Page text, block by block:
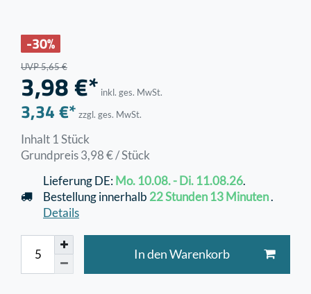
-30%
UVP 5,65 €
3,98 €* inkl. ges. MwSt.
3,34 €* zzgl. ges. MwSt.
Inhalt 1Stück
Grundpreis3,98 € / Stück
Lieferung DE:Mo. 10.08. - Di. 11.08.26.
Bestellung innerhalb 22 Stunden 13 Minuten.
Details
In den Warenkorb